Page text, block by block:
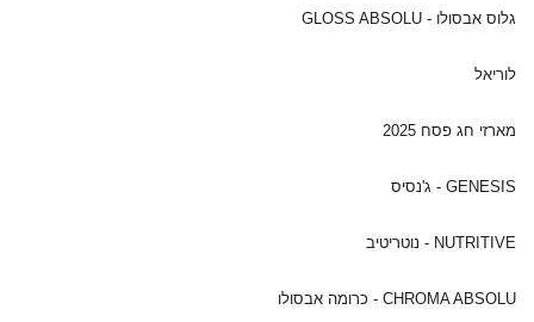
גלוס אבסולו - GLOSS ABSOLU
לוריאל
מארזי חג פסח 2025
GENESIS - ג'נסיס
NUTRITIVE - נוטריטיב
CHROMA ABSOLU - כרומה אבסולו